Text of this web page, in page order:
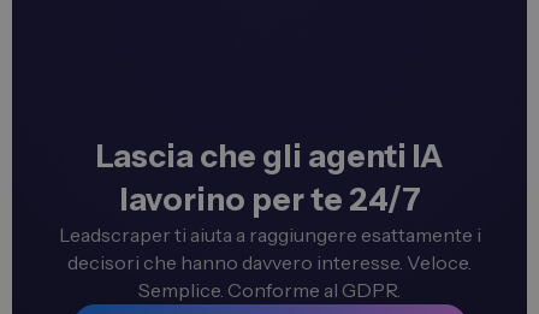
Lascia che gli agenti IA
lavorino per te 24/7
Leadscraper ti aiuta a raggiungere esattamente i
decisori che hanno davvero interesse. Veloce.
Semplice. Conforme al GDPR.